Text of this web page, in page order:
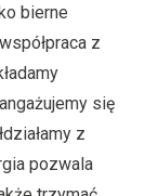
bierne
z
się
z
pozwala